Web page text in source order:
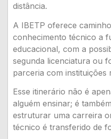
distância.
A IBETP oferece
conhecimento técnico a
educacional, com a
segunda licenciatura ou
parceria com instituições
Esse itinerário não é
alguém ensinar; é
estruturar uma carreira
técnico é transferido de